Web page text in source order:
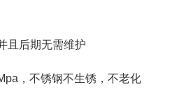
后期无需维护
，不锈钢不生锈，不老化